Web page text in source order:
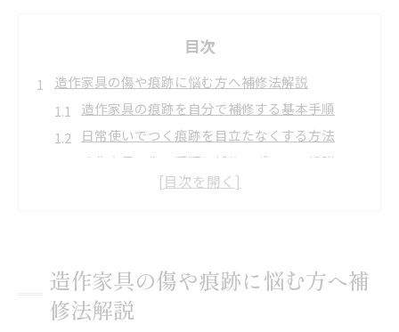
目次
造作家具の傷や痕跡に悩む方へ補修法解説
造作家具の痕跡を自分で補修する基本手順
日常使いでつく痕跡を目立たなくする方法
造作家具の傷の種類と補修のポイント解説
自宅でできる造作家具の傷対策アイデア
造作家具の美観を保つDIY補修のコツ
簡単にできる造作家具の傷隠しテクニック
家具の痕跡を目立たせない補修方法を解説
造作家具の傷や痕跡に悩む方へ補
修法解説